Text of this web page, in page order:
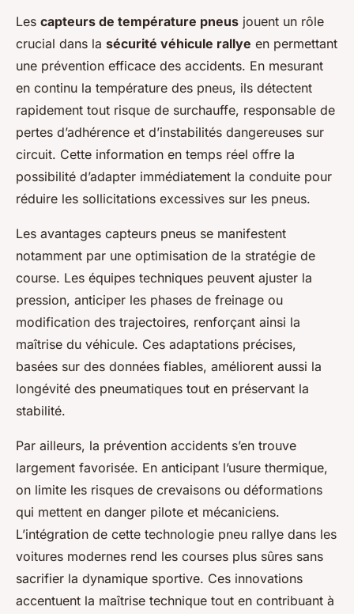
Les capteurs de température pneus jouent un rôle
crucial dans la sécurité véhicule rallye en permettant
une prévention efficace des accidents. En mesurant
en continu la température des pneus, ils détectent
rapidement tout risque de surchauffe, responsable de
pertes d’adhérence et d’instabilités dangereuses sur
circuit. Cette information en temps réel offre la
possibilité d’adapter immédiatement la conduite pour
réduire les sollicitations excessives sur les pneus.
Les avantages capteurs pneus se manifestent
notamment par une optimisation de la stratégie de
course. Les équipes techniques peuvent ajuster la
pression, anticiper les phases de freinage ou
modification des trajectoires, renforçant ainsi la
maîtrise du véhicule. Ces adaptations précises,
basées sur des données fiables, améliorent aussi la
longévité des pneumatiques tout en préservant la
stabilité.
Par ailleurs, la prévention accidents s’en trouve
largement favorisée. En anticipant l’usure thermique,
on limite les risques de crevaisons ou déformations
qui mettent en danger pilote et mécaniciens.
L’intégration de cette technologie pneu rallye dans les
voitures modernes rend les courses plus sûres sans
sacrifier la dynamique sportive. Ces innovations
accentuent la maîtrise technique tout en contribuant à